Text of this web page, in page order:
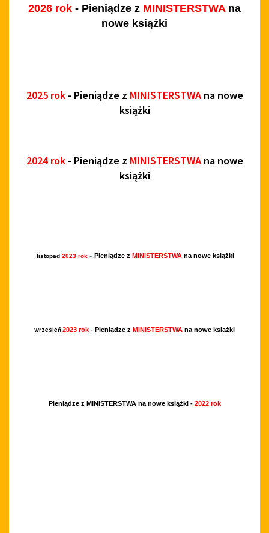
2026 rok - Pieniądze z MINISTERSTWA na
nowe książki
2025 rok- Pieniądze z MINISTERSTWA na nowe
książki
2024 rok- Pieniądze z MINISTERSTWA na nowe
książki
listopad 2023 rok - Pieniądze z MINISTERSTWA na nowe książki
wrzesień2023 rok - Pieniądze z MINISTERSTWA na nowe książki
Pieniądze z MINISTERSTWA na nowe książki - 2022 rok